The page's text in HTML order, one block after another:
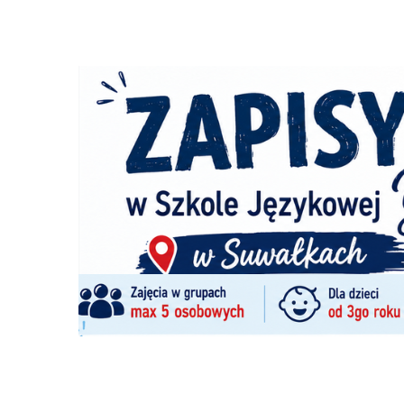
Szukana fraza w ogłoszeniach
nie odszukano ogłoszenia z podana frazą